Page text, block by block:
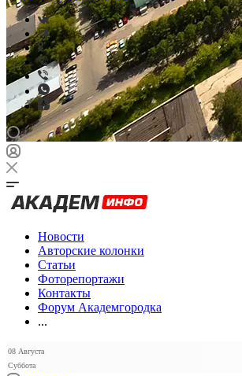
Новости
Авторские колонки
Статьи
Фоторепортажи
Контакты
Форум Академгородка
...
08 Августа
Суббота